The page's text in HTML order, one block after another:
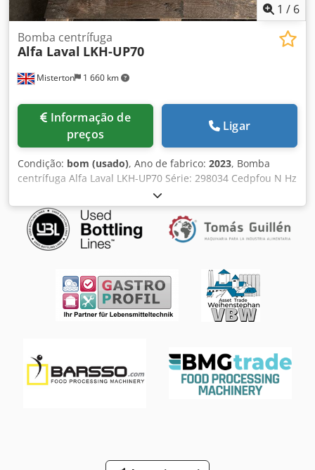
1 / 6
Misterton 1 660 km
Bomba centrífuga
Alfa Laval LKH-UP70
preços
Ligar
Condição: bom (usado), Ano de fabrico: 2023, Bomba
centrífuga Alfa Laval LKH-UP70 Série: 298034 Cedpfou N Hz
Sex Abloha 2023, Bomba centrífuga inoxidável, motor
22Kw, 3Ph